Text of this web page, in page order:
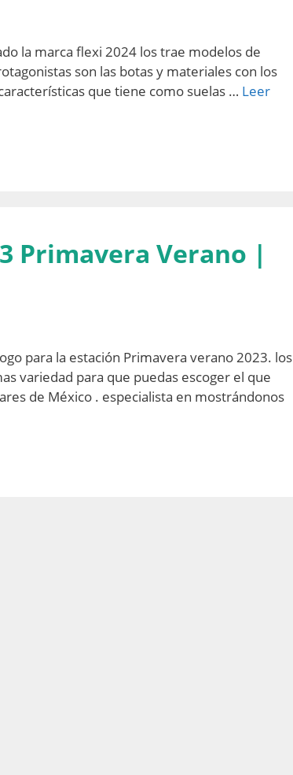
la marca flexi 2024 los trae modelos de
son las botas y materiales con los
que tiene como suelas … Leer
Primavera Verano |
para la estación Primavera verano 2023. los
variedad para que puedas escoger el que
de México . especialista en mostrándonos